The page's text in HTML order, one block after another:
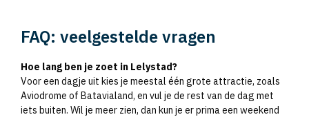
FAQ: veelgestelde vragen
Hoe lang ben je zoet in Lelystad?
Voor een dagje uit kies je meestal één grote attractie, zoals
Aviodrome of Batavialand, en vul je de rest van de dag met
iets buiten. Wil je meer zien, dan kun je er prima een weekend